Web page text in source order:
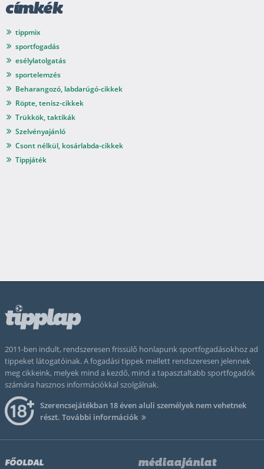
címkék
tippmix
sportfogadás
esélylatolgatás
sportelemzés
Beharangozó, labdarúgó-cikkek
Röpte, tenisz-cikkek
Trükkök, taktikák
Szelvényajánló
Csont nélkül, kosárlabda-cikkek
Tippjáték
2011-ben indult, rendszeresen frissülő honlapunk sportfogadásokhoz ad
tippeket látogatóinak. A fogadási tippek mellett rendszeresen jelennek
meg cikkeink, melyek mind a kezdő, mind a tapasztaltabb sportfogadók
számára hasznos információkkal szolgálnak.
Szerencsejátékban 18 éven aluli személyek nem vehetnek
részt. További információk
FŐOLDAL médiaajánlat